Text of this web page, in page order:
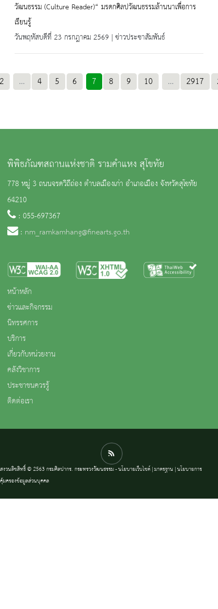
วัฒนธรรม (Culture Reader)“ มรดกศิลปวัฒนธรรมล้านนาเพื่อการ
เรียนรู้
วันพฤหัสบดีที่ 23 กรกฎาคม 2569 | ข่าวประชาสัมพันธ์
... 4 5 6 7 8 9 10 ... 2917
พิพิธภัณฑสถานแห่งชาติ รามคำแหง สุโขทัย
778 หมู่ 3 ถนนจรดวิถีถ่อง ตำบลเมืองเก่า อำเภอเมือง จังหวัดสุโขทัย
64210
: 055-697367
: nm_ramkamhang@finearts.go.th
หน้าหลัก
ข่าวและกิจกรรม
นิทรรศการ
บริการ
เกี่ยวกับหน่วยงาน
คลังวิชาการ
ประชาชนควรรู้
ติดต่อเรา
สงวนลิขสิทธิ์ © 2563 กรมศิลปากร. กระทรวงวัฒนธรรม -นโยบายเว็บไซต์|มาตรฐาน |นโยบายการ
คุ้มครองข้อมูลส่วนบุคคล